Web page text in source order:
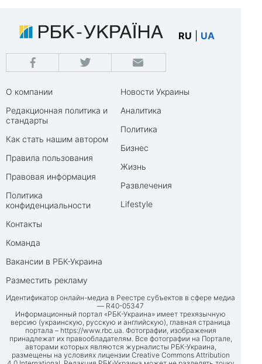
RU UA
О компании
Редакционная политика и
стандарты
Как стать нашим автором
Правила пользования
Правовая информация
Политика
конфиденциальности
Контакты
Команда
Вакансии в РБК-Украина
Разместить рекламу
Новости Украины
Аналитика
Политика
Бизнес
Жизнь
Развлечения
Lifestyle
Идентификатор онлайн-медиа в Реестре субъектов в сфере медиа
— R40-05347
Информационный портал «РБК-Украина» имеет трехязычную
версию (украинскую, русскую и английскую), главная страница
портала – https://www.rbc.ua. Фотографии, изображения
принадлежат их правообладателям. Все фотографии на Портале,
авторами которых являются журналисты РБК-Украина,
размещены на условиях лицензии Creative Commons Attribution